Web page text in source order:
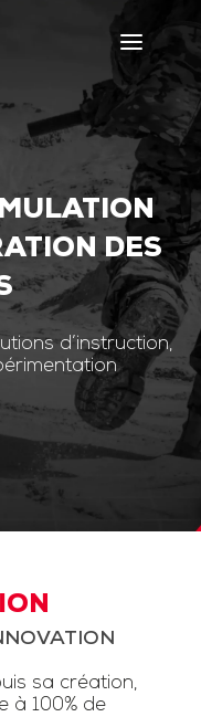
DES
d’instruction,
sa création,
à 100% de